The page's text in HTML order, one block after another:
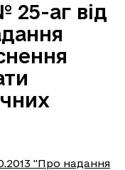
аг від
"Про надання